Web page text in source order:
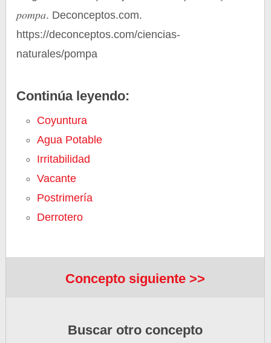
pompa. Deconceptos.com.
https://deconceptos.com/ciencias-
naturales/pompa
Continúa leyendo:
Coyuntura
Agua Potable
Irritabilidad
Vacante
Postrimería
Derrotero
Concepto siguiente >>
Buscar otro concepto